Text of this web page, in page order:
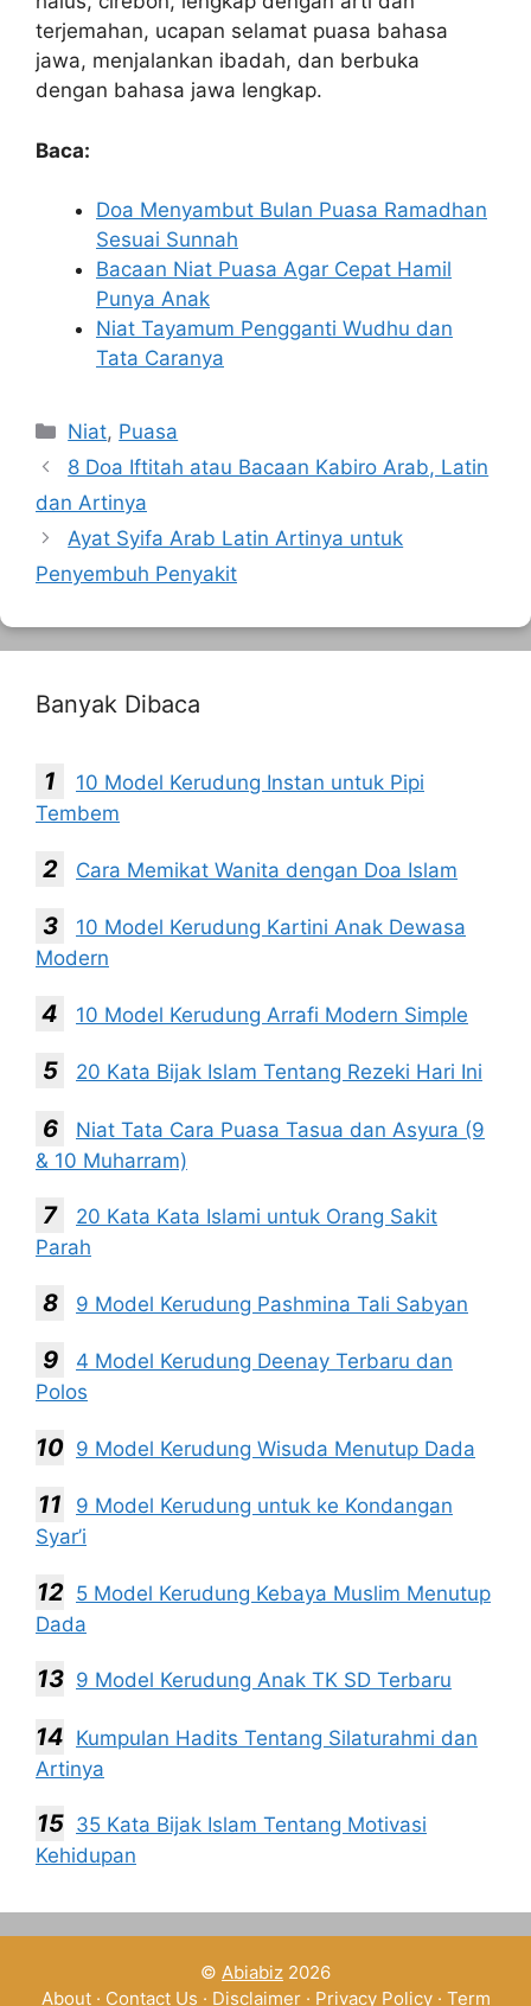
terjemahan, ucapan selamat puasa bahasa
jawa, menjalankan ibadah, dan berbuka
dengan bahasa jawa lengkap.
Baca:
Doa Menyambut Bulan Puasa Ramadhan
Sesuai Sunnah
Bacaan Niat Puasa Agar Cepat Hamil
Punya Anak
Niat Tayamum Pengganti Wudhu dan
Tata Caranya
Kategori
Niat, Puasa
8 Doa Iftitah atau Bacaan Kabiro Arab, Latin
dan Artinya
Ayat Syifa Arab Latin Artinya untuk
Penyembuh Penyakit
Banyak Dibaca
10 Model Kerudung Instan untuk Pipi
Tembem
Cara Memikat Wanita dengan Doa Islam
10 Model Kerudung Kartini Anak Dewasa
Modern
10 Model Kerudung Arrafi Modern Simple
20 Kata Bijak Islam Tentang Rezeki Hari Ini
Niat Tata Cara Puasa Tasua dan Asyura (9
& 10 Muharram)
20 Kata Kata Islami untuk Orang Sakit
Parah
9 Model Kerudung Pashmina Tali Sabyan
4 Model Kerudung Deenay Terbaru dan
Polos
9 Model Kerudung Wisuda Menutup Dada
9 Model Kerudung untuk ke Kondangan
Syar’i
5 Model Kerudung Kebaya Muslim Menutup
Dada
9 Model Kerudung Anak TK SD Terbaru
Kumpulan Hadits Tentang Silaturahmi dan
Artinya
35 Kata Bijak Islam Tentang Motivasi
Kehidupan
© Abiabiz 2026
About· Contact Us · Disclaimer· Privacy Policy· Term